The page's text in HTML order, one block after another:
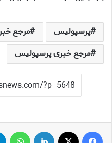
پرسپولیس
مرجع
مرجع خبری پرسپولیس
فیس بوک لینکدین